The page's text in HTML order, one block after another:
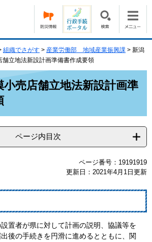
組織でさがす > 産業労働部 地域産業振興課 > 新潟
舗立地法新設計画準備書作成要領
小売店舗立地法新設計画準
ページ内目次
ページ番号：19191919
更新日：2021年4月1日更新
置者が県に対して計画の説明、協議等を
後の手続きを円滑に進めるとともに、関